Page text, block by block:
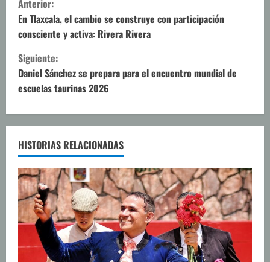
i
g
u
e
l
e
y
e
n
d
Anterior:
En Tlaxcala, el cambio se construye con participación
consciente y activa: Rivera Rivera
Siguiente:
Daniel Sánchez se prepara para el encuentro mundial de
escuelas taurinas 2026
HISTORIAS RELACIONADAS